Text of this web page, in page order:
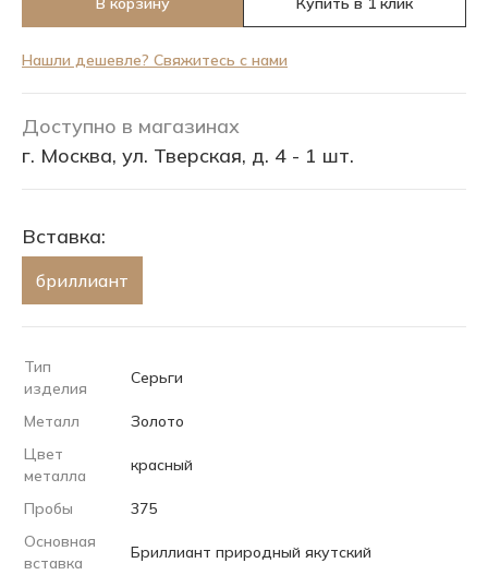
Нашли дешевле? Свяжитесь с нами
Доступно в магазинах
г. Москва, ул. Тверская, д. 4 - 1 шт.
Вставка:
бриллиант
Тип
изделия
Серьги
Металл
Золото
Цвет
металла
красный
Пробы
375
Основная
вставка
Бриллиант природный якутский